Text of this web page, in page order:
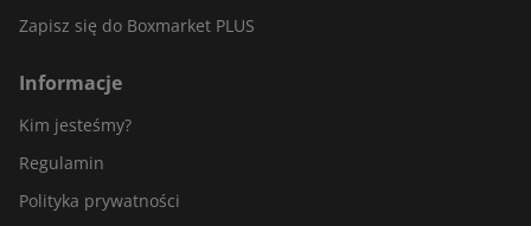
Zapisz się do Boxmarket PLUS
Informacje
Kim jesteśmy?
Regulamin
Polityka prywatności